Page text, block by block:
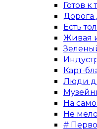
Готов
Дорога
Есть
Живая
Карт-
Люди
На
Не
#